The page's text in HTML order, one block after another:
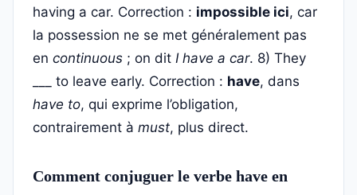
having a car. Correction : impossible ici, car
la possession ne se met généralement pas
en continuous ; on dit I have a car. 8) They
___ to leave early. Correction : have, dans
have to, qui exprime l’obligation,
contrairement à must, plus direct.
Comment conjuguer le verbe have en